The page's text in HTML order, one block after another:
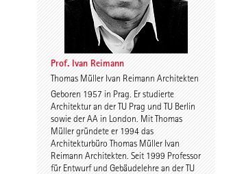
Karoline Liedtke-
Sørensen
Sven Plieninger
Prof. Ivan Reimann
Thomas Müller Ivan Reimann Architekten
Geboren 1957 in Prag. Er studierte
Architektur an der TU Prag und TU Berlin
sowie der AA in London. Mit Thomas
Müller gründete er 1994 das
Architekturbüro Thomas Müller Ivan
Reimann Architekten. Seit 1999 Professor
für Entwurf und Gebäudelehre an der TU